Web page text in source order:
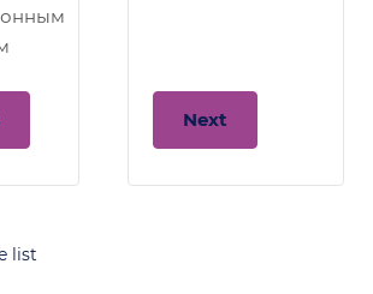
Next
list